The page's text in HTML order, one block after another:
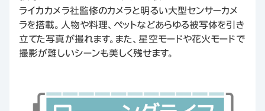
ライカカメラ社監修のカメラと明るい大型センサーカメ
ラを搭載。人物や料理、ペットなどあらゆる被写体を引き
立てた写真が撮れます。また、星空モードや花火モードで
撮影が難しいシーンも美しく残せます。